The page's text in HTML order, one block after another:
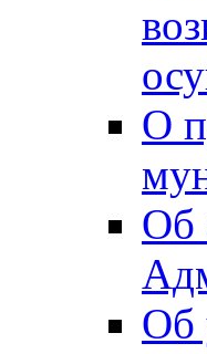
О
Об
Об